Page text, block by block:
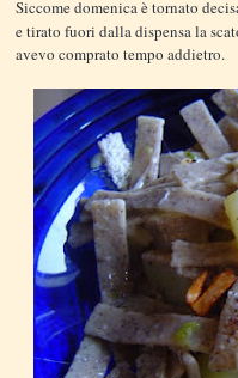
Siccome domenica è tornato
e tirato fuori dalla dispensa la
avevo comprato tempo addietro.